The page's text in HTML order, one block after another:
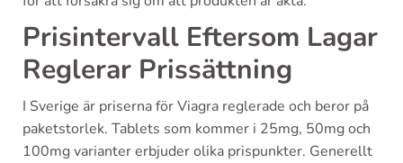
Prisintervall Eftersom Lagar
Reglerar Prissättning
I Sverige är priserna för Viagra reglerade och beror på
paketstorlek. Tablets som kommer i 25mg, 50mg och
100mg varianter erbjuder olika prispunkter. Generellt